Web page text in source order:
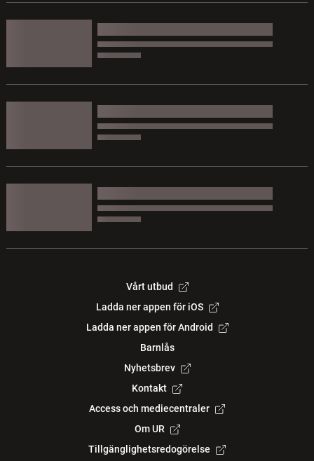
Vårt utbud
Ladda ner appen för iOS
Ladda ner appen för Android
Barnlås
Nyhetsbrev
Kontakt
Access och mediecentraler
Om UR
Tillgänglighetsredogörelse